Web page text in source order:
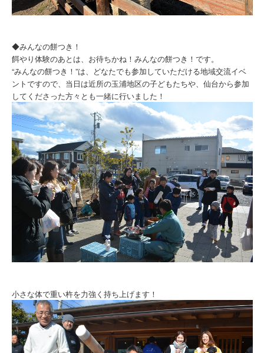
◆みんなの餅つき！
餌やり体験のあとは、お待ちかね！みんなの餅つき！です。
“みんなの餅つき！”は、どなたでも参加していただける地域交流イベ
ントですので、当日は近所の玉浦地区の子どもたちや、仙台から参加
してくださった方々とも一緒に行いました！
小さな体で重い杵を力強く持ち上げます！